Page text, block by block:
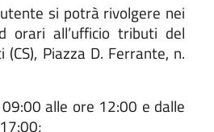
si potrà rivolgere nei
orari all’ufficio tributi del
Piazza D. Ferrante, n.
alle ore 12:00 e dalle